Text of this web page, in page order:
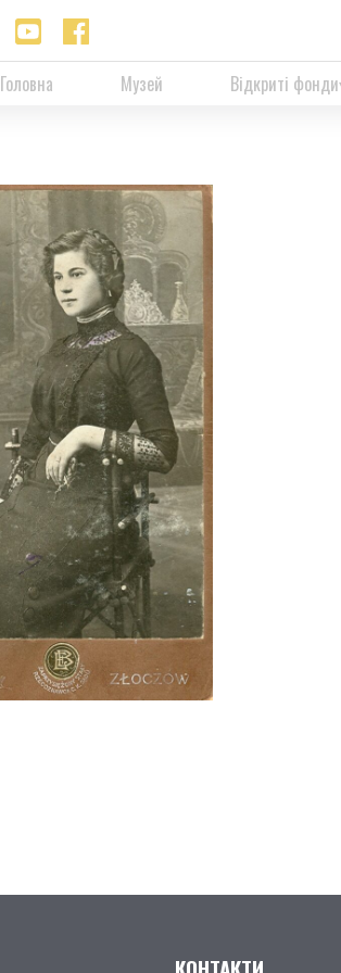
Головна Музей Відкриті фонди